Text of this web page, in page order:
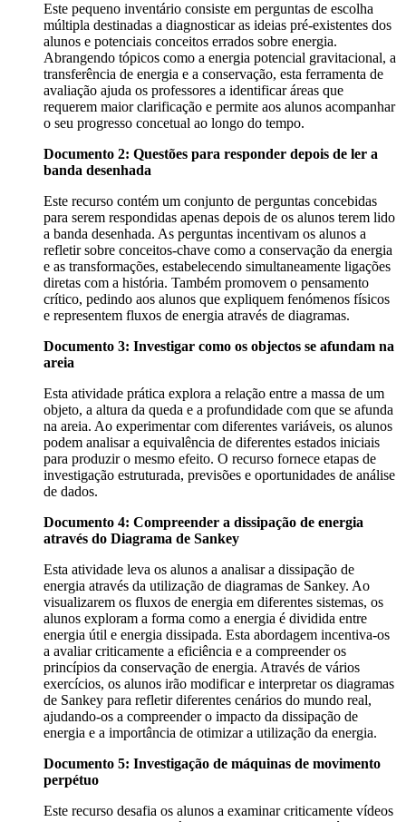
Este pequeno inventário consiste em perguntas de escolha
múltipla destinadas a diagnosticar as ideias pré-existentes dos
alunos e potenciais conceitos errados sobre energia.
Abrangendo tópicos como a energia potencial gravitacional, a
transferência de energia e a conservação, esta ferramenta de
avaliação ajuda os professores a identificar áreas que
requerem maior clarificação e permite aos alunos acompanhar
o seu progresso concetual ao longo do tempo.
Documento 2: Questões para responder depois de ler a
banda desenhada
Este recurso contém um conjunto de perguntas concebidas
para serem respondidas apenas depois de os alunos terem lido
a banda desenhada. As perguntas incentivam os alunos a
refletir sobre conceitos-chave como a conservação da energia
e as transformações, estabelecendo simultaneamente ligações
diretas com a história. Também promovem o pensamento
crítico, pedindo aos alunos que expliquem fenómenos físicos
e representem fluxos de energia através de diagramas.
Documento 3: Investigar como os objectos se afundam na
areia
Esta atividade prática explora a relação entre a massa de um
objeto, a altura da queda e a profundidade com que se afunda
na areia. Ao experimentar com diferentes variáveis, os alunos
podem analisar a equivalência de diferentes estados iniciais
para produzir o mesmo efeito. O recurso fornece etapas de
investigação estruturada, previsões e oportunidades de análise
de dados.
Documento 4: Compreender a dissipação de energia
através do Diagrama de Sankey
Esta atividade leva os alunos a analisar a dissipação de
energia através da utilização de diagramas de Sankey. Ao
visualizarem os fluxos de energia em diferentes sistemas, os
alunos exploram a forma como a energia é dividida entre
energia útil e energia dissipada. Esta abordagem incentiva-os
a avaliar criticamente a eficiência e a compreender os
princípios da conservação de energia. Através de vários
exercícios, os alunos irão modificar e interpretar os diagramas
de Sankey para refletir diferentes cenários do mundo real,
ajudando-os a compreender o impacto da dissipação de
energia e a importância de otimizar a utilização da energia.
Documento 5: Investigação de máquinas de movimento
perpétuo
Este recurso desafia os alunos a examinar criticamente vídeos